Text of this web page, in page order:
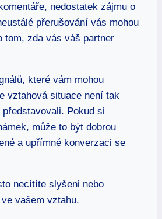
nedostatek zájmu o
přerušování vás mohou
tom, zda vás váš partner
které vám mohou
vztahová situace není tak
Pokud si
může to být dobrou
a upřímné konverzaci se
necítíte slyšeni nebo
vašem vztahu.